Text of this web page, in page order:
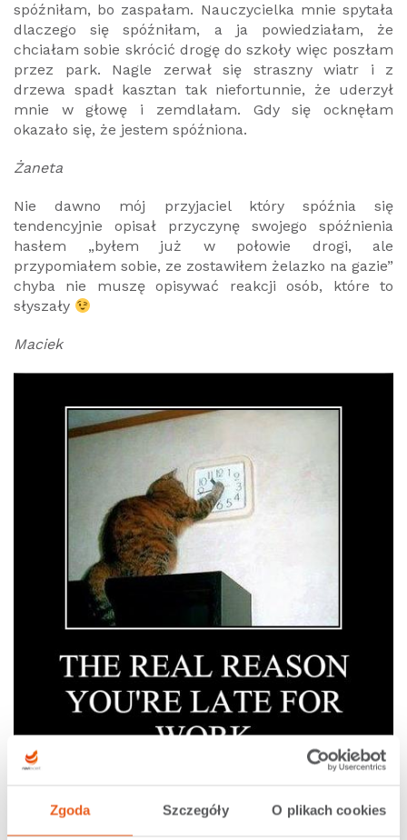
Zgoda Szczegóły O plikach cookies
spóźniłam, bo zaspałam. Nauczycielka mnie spytała
dlaczego się spóźniłam, a ja powiedziałam, że
chciałam sobie skrócić drogę do szkoły więc poszłam
przez park. Nagle zerwał się straszny wiatr i z
drzewa spadł kasztan tak niefortunnie, że uderzył
mnie w głowę i zemdlałam. Gdy się ocknęłam
okazało się, że jestem spóźniona.
Żaneta
Nie dawno mój przyjaciel który spóźnia się
tendencyjnie opisał przyczynę swojego spóźnienia
hasłem „byłem już w połowie drogi, ale
przypomiałem sobie, ze zostawiłem żelazko na gazie”
chyba nie muszę opisywać reakcji osób, które to
słyszały
Maciek
Nagrodzone historie w czwartek 8.12.2011